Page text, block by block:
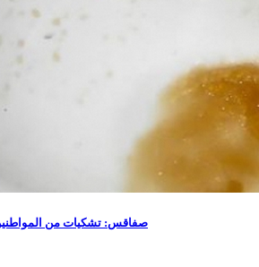
صفاقس: تشكيات من